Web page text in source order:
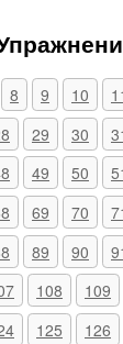
8 9 10
29 30
49 50
69 70
89 90
108 109
125 126